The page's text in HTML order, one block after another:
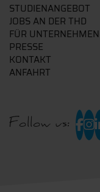
STUDIENANGEBOT
JOBS AN DER THD
FÜR UNTERNEHMEN
PRESSE
KONTAKT
ANFAHRT
Follow us: